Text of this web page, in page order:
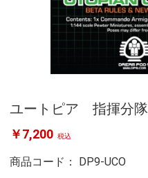
ユートピア 指揮分隊
￥7,200 税込
商品コード： DP9-UCO